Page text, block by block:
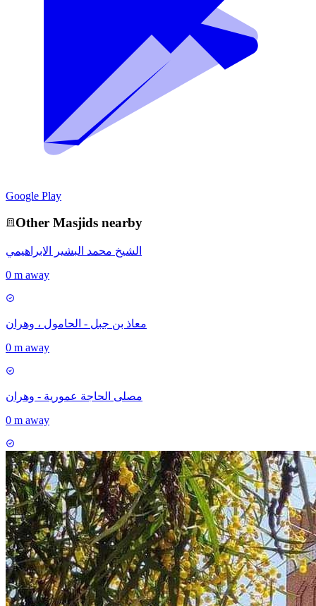
Google Play
Other Masjids nearby
الشيخ محمد البشير الابراهيمي
0 m away
معاذ بن جبل - الحامول ، وهران
0 m away
مصلى الحاجة عمورية - وهران
0 m away